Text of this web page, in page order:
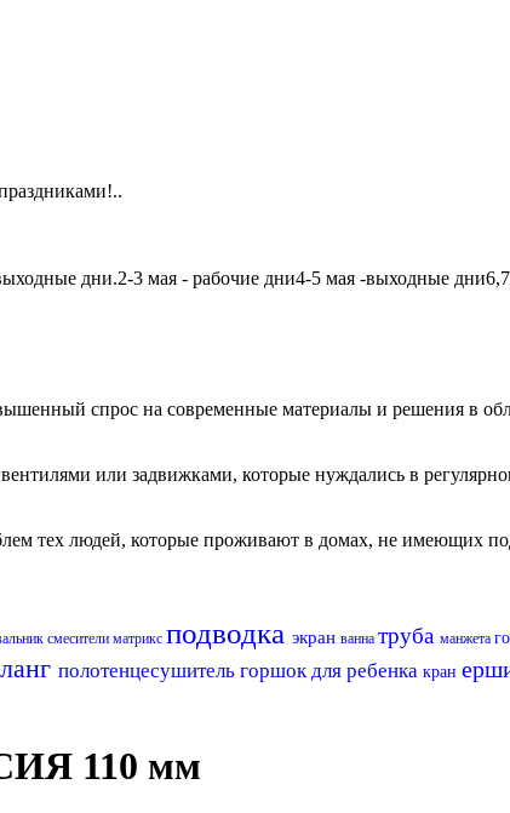
дни.2-3 мая - рабочие дни4-5 мая -выходные
спрос на современные материалы и решения в
или задвижками, которые нуждались в
тех людей, которые проживают в домах, не имеющих
смесители матрикс подводка экран ванна труба манжета
полотенцесушитель горшок для ребенка кран
110 мм